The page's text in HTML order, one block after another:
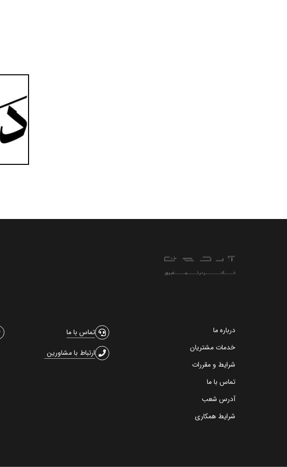
درباره ما
خدمات مشتریان
شرایط و مقررات
تماس با ما
آدرس شعب
شرایط همکاری
تماس با ما
ارتباط با مشاورین